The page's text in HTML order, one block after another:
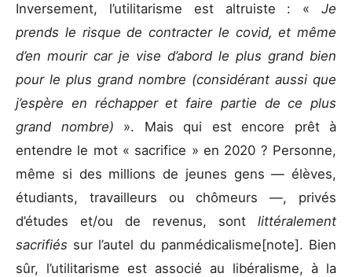
Inversement, l’utilitarisme est altruiste : « Je
prends le risque de contracter le covid, et même
d’en mourir car je vise d’abord le plus grand bien
pour le plus grand nombre (considérant aussi que
j’espère en réchapper et faire partie de ce plus
grand nombre) ». Mais qui est encore prêt à
entendre le mot « sacrifice » en 2020 ? Personne,
même si des millions de jeunes gens — élèves,
étudiants, travailleurs ou chômeurs —, privés
d’études et/ou de revenus, sont littéralement
sacrifiés sur l’autel du panmédicalisme[note]. Bien
sûr, l’utilitarisme est associé au libéralisme, à la